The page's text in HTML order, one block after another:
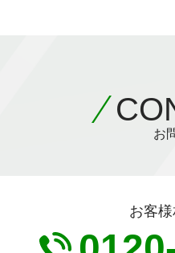
お
お客